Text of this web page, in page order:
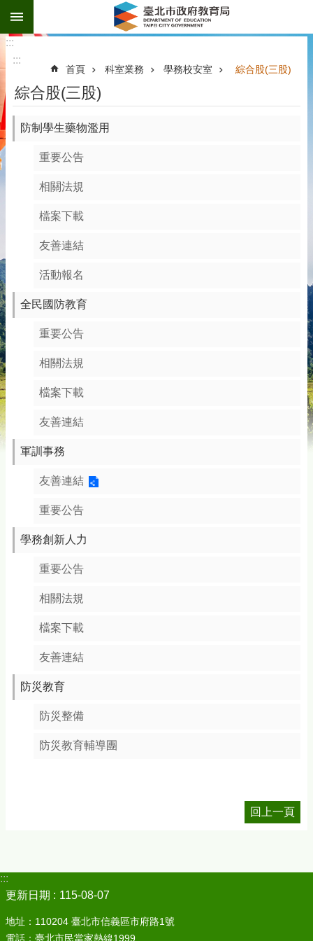
跳到主要內容區塊
:::
:::
首頁 科室業務 學務校安室 綜合股(三股)
綜合股(三股)
防制學生藥物濫用
重要公告
相關法規
檔案下載
友善連結
活動報名
全民國防教育
重要公告
相關法規
檔案下載
友善連結
軍訓事務
友善連結
重要公告
學務創新人力
重要公告
相關法規
檔案下載
友善連結
防災教育
防災整備
防災教育輔導團
回上一頁
:::
更新日期
115-08-07
地址：110204 臺北市信義區市府路1號
電話：臺北市民當家熱線1999